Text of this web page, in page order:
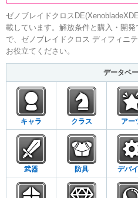
ゼノブレイドクロス
載しています。解放条件と購入・開
で、ゼノブレイドクロス ディフィニ
お役立てください。
データベ
キャラ クラス アー
武器 防具 デバ